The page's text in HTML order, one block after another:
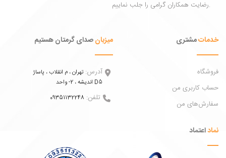
مشتری
کاربری من
من
صدای گرمتان هستیم
آدرس:تهران ، م انقلاب ، پاساژ
تلفن:09351132248